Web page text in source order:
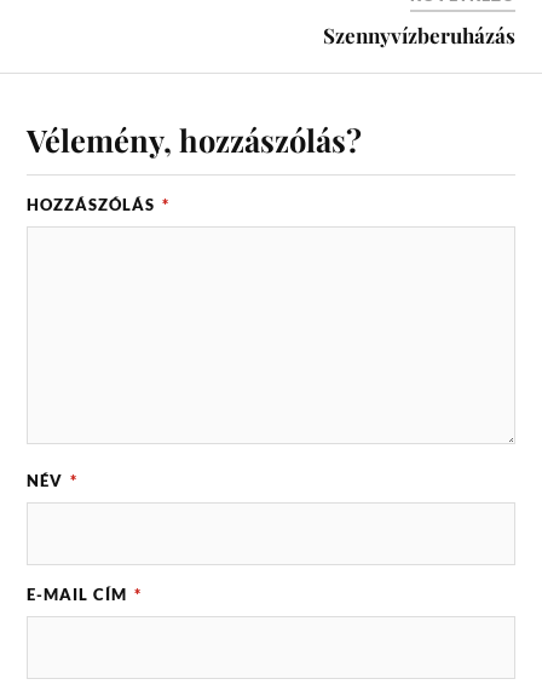
Szennyvízberuházás
Vélemény, hozzászólás?
HOZZÁSZÓLÁS *
NÉV *
E-MAIL CÍM *